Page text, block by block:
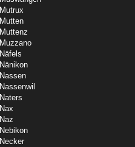
Mutrux
Mutten
Muttenz
Muzzano
Näfels
Nänikon
Nassen
Nassenwil
Naters
Nax
Naz
Nebikon
Necker